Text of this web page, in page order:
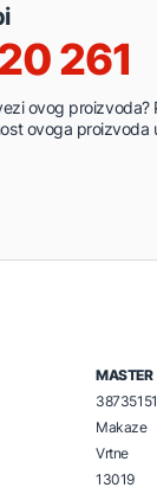
261
ovog proizvoda?
ovoga proizvoda
MASTER
Makaze
Vrtne
13019